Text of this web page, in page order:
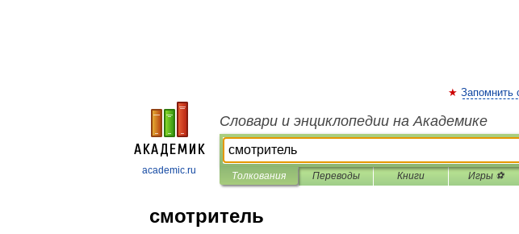
academic.ru
Запомнить
Словари и энциклопедии на Академике
Толкования Переводы Книги Игры ⚽
смотритель